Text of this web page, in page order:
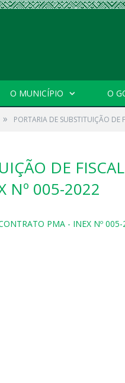
O MUNICÍPIO O
» PORTARIA DE SUBSTITUIÇÃO
DE
Nº 005-2022
PMA - INEX Nº